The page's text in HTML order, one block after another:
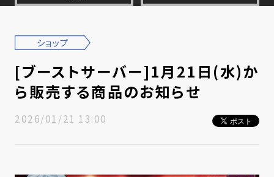
ショップ
[ブーストサーバー]1月21日(水)か
ら販売する商品のお知らせ
2026/01/21 13:00